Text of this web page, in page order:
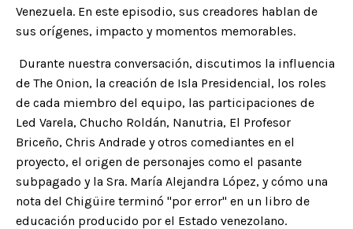
Venezuela. En este episodio, sus creadores hablan de
sus orígenes, impacto y momentos memorables.
Durante nuestra conversación, discutimos la influencia
de The Onion, la creación de Isla Presidencial, los roles
de cada miembro del equipo, las participaciones de
Led Varela, Chucho Roldán, Nanutria, El Profesor
Briceño, Chris Andrade y otros comediantes en el
proyecto, el origen de personajes como el pasante
subpagado y la Sra. María Alejandra López, y cómo una
nota del Chigüire terminó "por error" en un libro de
educación producido por el Estado venezolano.